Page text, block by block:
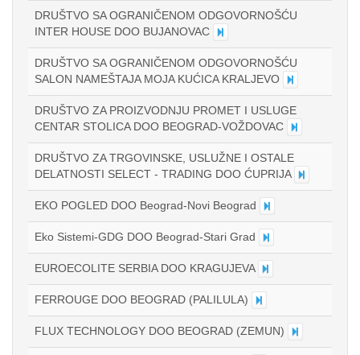
DRUŠTVO SA OGRANIČENOM ODGOVORNOŠĆU
INTER HOUSE DOO BUJANOVAC
DRUŠTVO SA OGRANIČENOM ODGOVORNOŠĆU
SALON NAMEŠTAJA MOJA KUĆICA KRALJEVO
DRUŠTVO ZA PROIZVODNJU PROMET I USLUGE
CENTAR STOLICA DOO BEOGRAD-VOŽDOVAC
DRUŠTVO ZA TRGOVINSKE, USLUŽNE I OSTALE
DELATNOSTI SELECT - TRADING DOO ĆUPRIJA
EKO POGLED DOO Beograd-Novi Beograd
Eko Sistemi-GDG DOO Beograd-Stari Grad
EUROECOLITE SERBIA DOO KRAGUJEVA
FERROUGE DOO BEOGRAD (PALILULA)
FLUX TECHNOLOGY DOO BEOGRAD (ZEMUN)